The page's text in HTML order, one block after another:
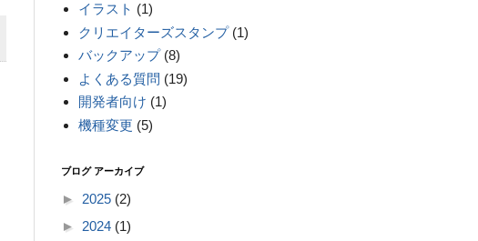
イラスト (1)
クリエイターズスタンプ (1)
バックアップ (8)
よくある質問 (19)
開発者向け (1)
機種変更 (5)
ブログ アーカイブ
► 2025 (2)
► 2024 (1)